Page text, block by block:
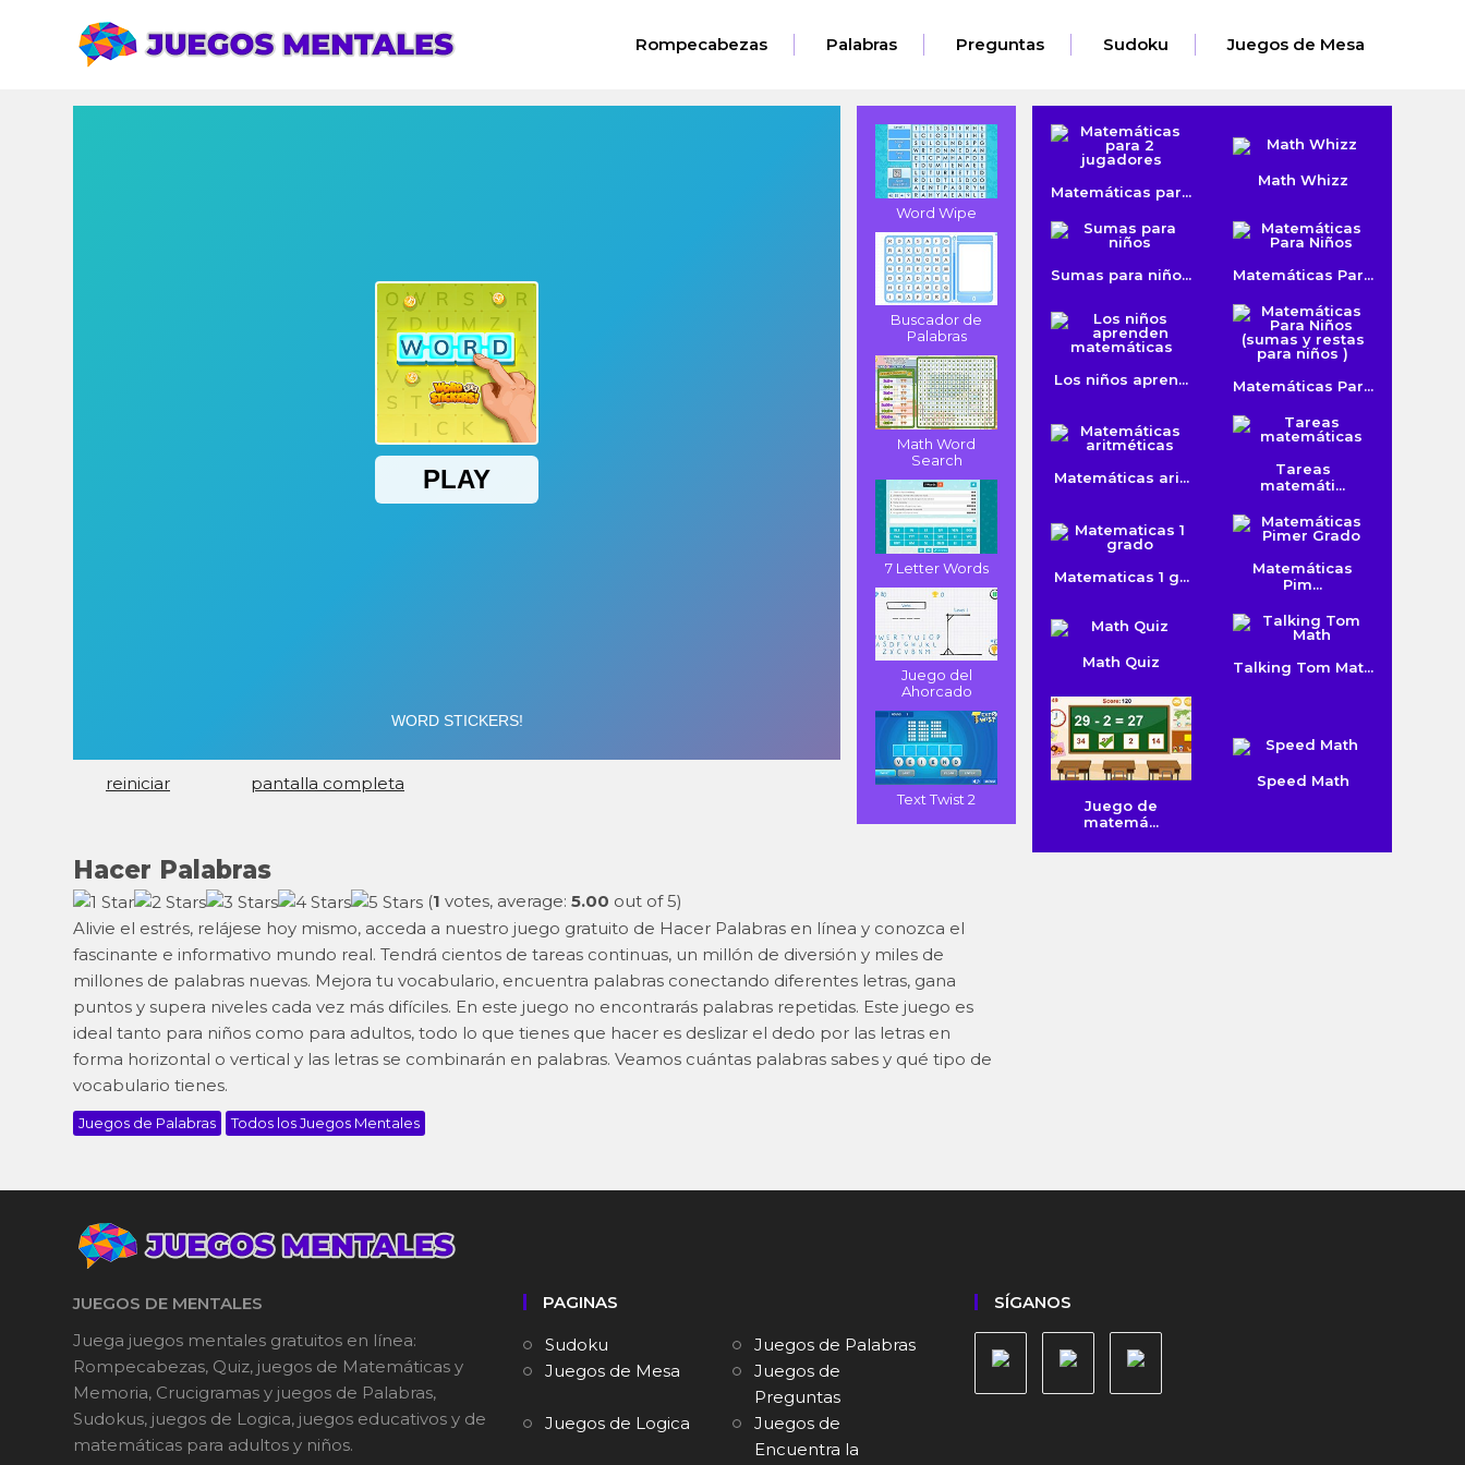
Rompecabezas Palabras Preguntas Sudoku Juegos de Mesa
reiniciar pantalla completa
Word Wipe
Buscador de
Palabras
Math Word
Search
7 Letter Words
Juego del
Ahorcado
Text Twist 2
Hacer Palabras
(1 votes, average: 5.00 out of 5)
Alivie el estrés, relájese hoy mismo, acceda a nuestro juego gratuito de Hacer Palabras en línea y conozca el
fascinante e informativo mundo real. Tendrá cientos de tareas continuas, un millón de diversión y miles de
millones de palabras nuevas. Mejora tu vocabulario, encuentra palabras conectando diferentes letras, gana
puntos y supera niveles cada vez más difíciles. En este juego no encontrarás palabras repetidas. Este juego es
ideal tanto para niños como para adultos, todo lo que tienes que hacer es deslizar el dedo por las letras en
forma horizontal o vertical y las letras se combinarán en palabras. Veamos cuántas palabras sabes y qué tipo de
vocabulario tienes.
Juegos de Palabras Todos los Juegos Mentales
Matemáticas par...
Math Whizz
Sumas para niño... Matemáticas Par...
Los niños apren... Matemáticas Par...
Matemáticas ari...
Tareas
matemáti...
Matematicas 1 g...
Matemáticas
Pim...
Math Quiz Talking Tom Mat...
Juego de
matemá...
Speed Math
JUEGOS DE MENTALES
Juega juegos mentales gratuitos en línea:
Rompecabezas, Quiz, juegos de Matemáticas y
Memoria, Crucigramas y juegos de Palabras,
Sudokus, juegos de Logica, juegos educativos y de
matemáticas para adultos y niños.
PAGINAS
Sudoku
Juegos de Palabras
Juegos de Mesa
Juegos de
Preguntas
Juegos de Logica
Juegos de
Encuentra la
SÍGANOS